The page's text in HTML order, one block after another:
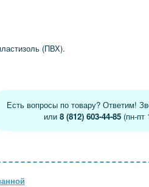
(ПВХ).
Есть вопросы по товару? Ответим!
или 8 (812) 603-44-85(пн-пт